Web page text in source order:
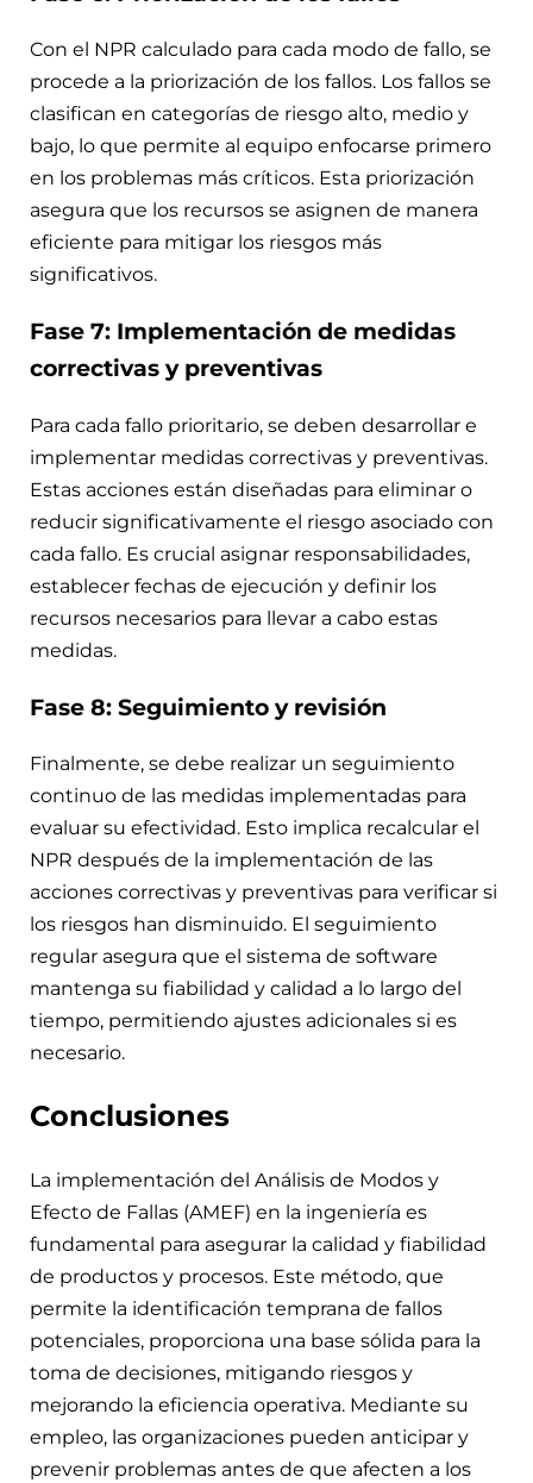
Con el NPR calculado para cada modo de fallo, se
procede a la priorización de los fallos. Los fallos se
clasifican en categorías de riesgo alto, medio y
bajo, lo que permite al equipo enfocarse primero
en los problemas más críticos. Esta priorización
asegura que los recursos se asignen de manera
eficiente para mitigar los riesgos más
significativos.
Fase 7: Implementación de medidas
correctivas y preventivas
Para cada fallo prioritario, se deben desarrollar e
implementar medidas correctivas y preventivas.
Estas acciones están diseñadas para eliminar o
reducir significativamente el riesgo asociado con
cada fallo. Es crucial asignar responsabilidades,
establecer fechas de ejecución y definir los
recursos necesarios para llevar a cabo estas
medidas.
Fase 8: Seguimiento y revisión
Finalmente, se debe realizar un seguimiento
continuo de las medidas implementadas para
evaluar su efectividad. Esto implica recalcular el
NPR después de la implementación de las
acciones correctivas y preventivas para verificar si
los riesgos han disminuido. El seguimiento
regular asegura que el sistema de software
mantenga su fiabilidad y calidad a lo largo del
tiempo, permitiendo ajustes adicionales si es
necesario.
Conclusiones
La implementación del Análisis de Modos y
Efecto de Fallas (AMEF) en la ingeniería es
fundamental para asegurar la calidad y fiabilidad
de productos y procesos. Este método, que
permite la identificación temprana de fallos
potenciales, proporciona una base sólida para la
toma de decisiones, mitigando riesgos y
mejorando la eficiencia operativa. Mediante su
empleo, las organizaciones pueden anticipar y
prevenir problemas antes de que afecten a los